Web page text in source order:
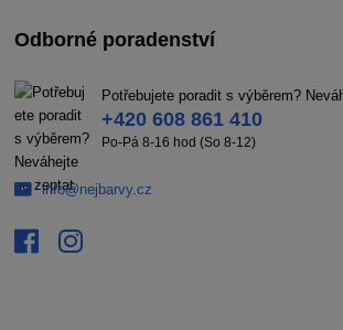
Odborné poradenství
Potřebujete poradit s výběrem?
+420 608 861 410
Po-Pá 8-16 hod (So 8-12)
info@nejbarvy.cz